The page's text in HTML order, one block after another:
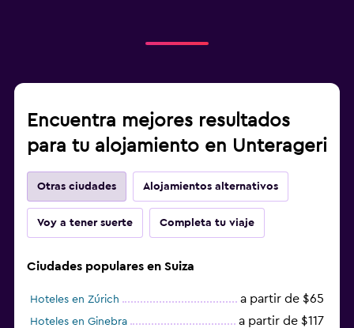
Encuentra mejores resultados
para tu alojamiento en Unterageri
Otras ciudades Alojamientos alternativos
Voy a tener suerte Completa tu viaje
Ciudades populares en Suiza
Hoteles en Zúrich a partir de $65
Hoteles en Ginebra a partir de $117